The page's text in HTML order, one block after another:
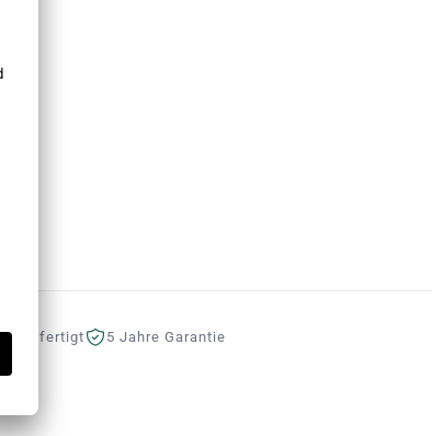
gefertigt 5 Jahre Garantie